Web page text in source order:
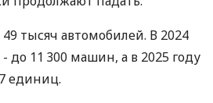
тысяч автомобилей. В 2024
до 11 300 машин, а в 2025 году
единиц.